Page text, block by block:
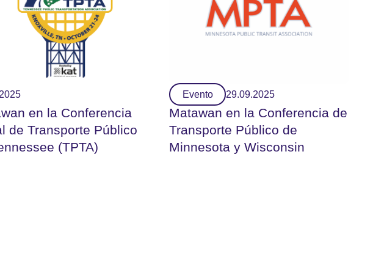
en la Conferencia
de Transporte Público
(TPTA)
Evento 29.09.2025
Matawan en la Conferencia de
Transporte Público de
Minnesota y Wisconsin